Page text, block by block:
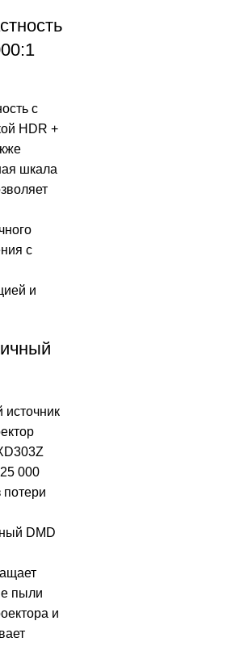
с
HDR +
шкала
с
и
000
потери
DMD
пыли
и